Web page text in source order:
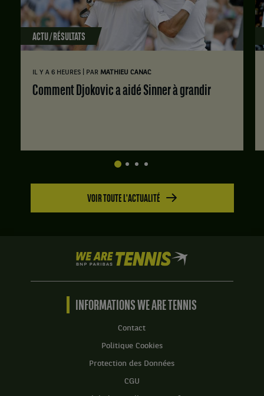
ACTU / RÉSULTATS
IL Y A 6 HEURES PAR MATHIEU CANAC
Comment Djokovic a aidé Sinner à grandir
VOIR TOUTE L'ACTUALITÉ
We
are
Tennis
BNP
Accueil
INFORMATIONS WE ARE TENNIS
Contact
Politique Cookies
Protection des Données
CGU